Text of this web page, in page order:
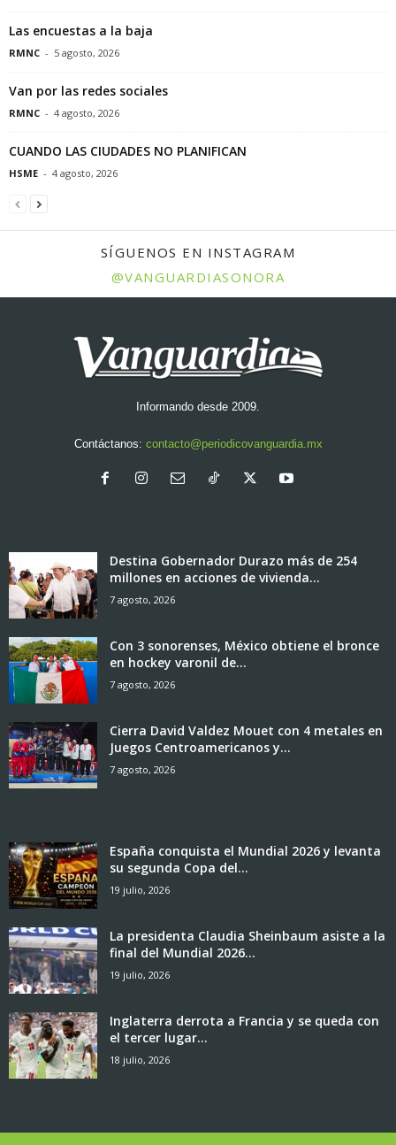
Las encuestas a la baja
RMNC - 5 agosto, 2026
Van por las redes sociales
RMNC - 4 agosto, 2026
CUANDO LAS CIUDADES NO PLANIFICAN
HSME - 4 agosto, 2026
SÍGUENOS EN INSTAGRAM
@VANGUARDIASONORA
Informando desde 2009.
Contáctanos: contacto@periodicovanguardia.mx
Destina Gobernador Durazo más de 254
millones en acciones de vivienda...
7 agosto, 2026
Con 3 sonorenses, México obtiene el bronce
en hockey varonil de...
7 agosto, 2026
Cierra David Valdez Mouet con 4 metales en
Juegos Centroamericanos y...
7 agosto, 2026
España conquista el Mundial 2026 y levanta
su segunda Copa del...
19 julio, 2026
La presidenta Claudia Sheinbaum asiste a la
final del Mundial 2026...
19 julio, 2026
Inglaterra derrota a Francia y se queda con
el tercer lugar...
18 julio, 2026